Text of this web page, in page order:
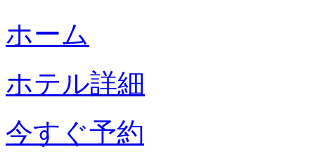
ホーム
ホテル詳細
今すぐ予約